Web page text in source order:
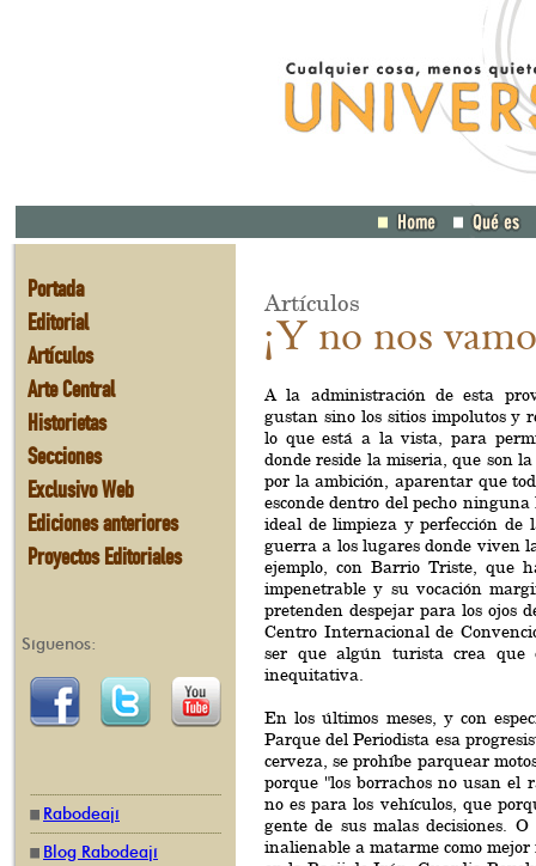
Portada
Editorial
Artículos
Arte Central
Historietas
Secciones
Exclusivo Web
Ediciones anteriores
Proyectos Editoriales
Síguenos:
Rabodeají
Blog Rabodeají
Artículos
¡Y no nos
A la administración de esta
gustan sino los sitios impolutos y
lo que está a la vista, para
donde reside la miseria, que son
por la ambición, aparentar que
esconde dentro del pecho
ideal de limpieza y perfección
guerra a los lugares donde viven
ejemplo, con Barrio Triste, que
impenetrable y su vocación
pretenden despejar para los ojos
Centro Internacional de
ser que algún turista crea que
inequitativa.
En los últimos meses, y con
Parque del Periodista esa
cerveza, se prohíbe parquear
porque "los borrachos no usan el
no es para los vehículos, que
gente de sus malas decisiones.
inalienable a matarme como